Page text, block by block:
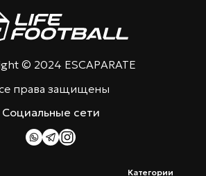
© 2024 ESCAPARATE
права защищены
Категории
Социальные сети